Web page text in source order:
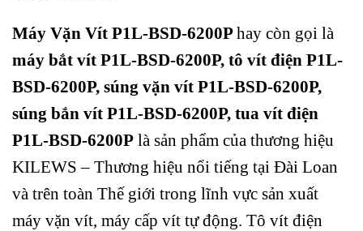
Máy Vặn Vít P1L-BSD-6200Phay còn gọi là
máy bắt vít P1L-BSD-6200P, tô vít điện P1L-
BSD-6200P, súng vặn vít P1L-BSD-6200P,
súng bắn vít P1L-BSD-6200P, tua vít điện
P1L-BSD-6200P là sản phẩm của thương hiệu
KILEWS – Thương hiệu nổi tiếng tại Đài Loan
và trên toàn Thế giới trong lĩnh vực sản xuất
máy vặn vít, máy cấp vít tự động. Tô vít điện